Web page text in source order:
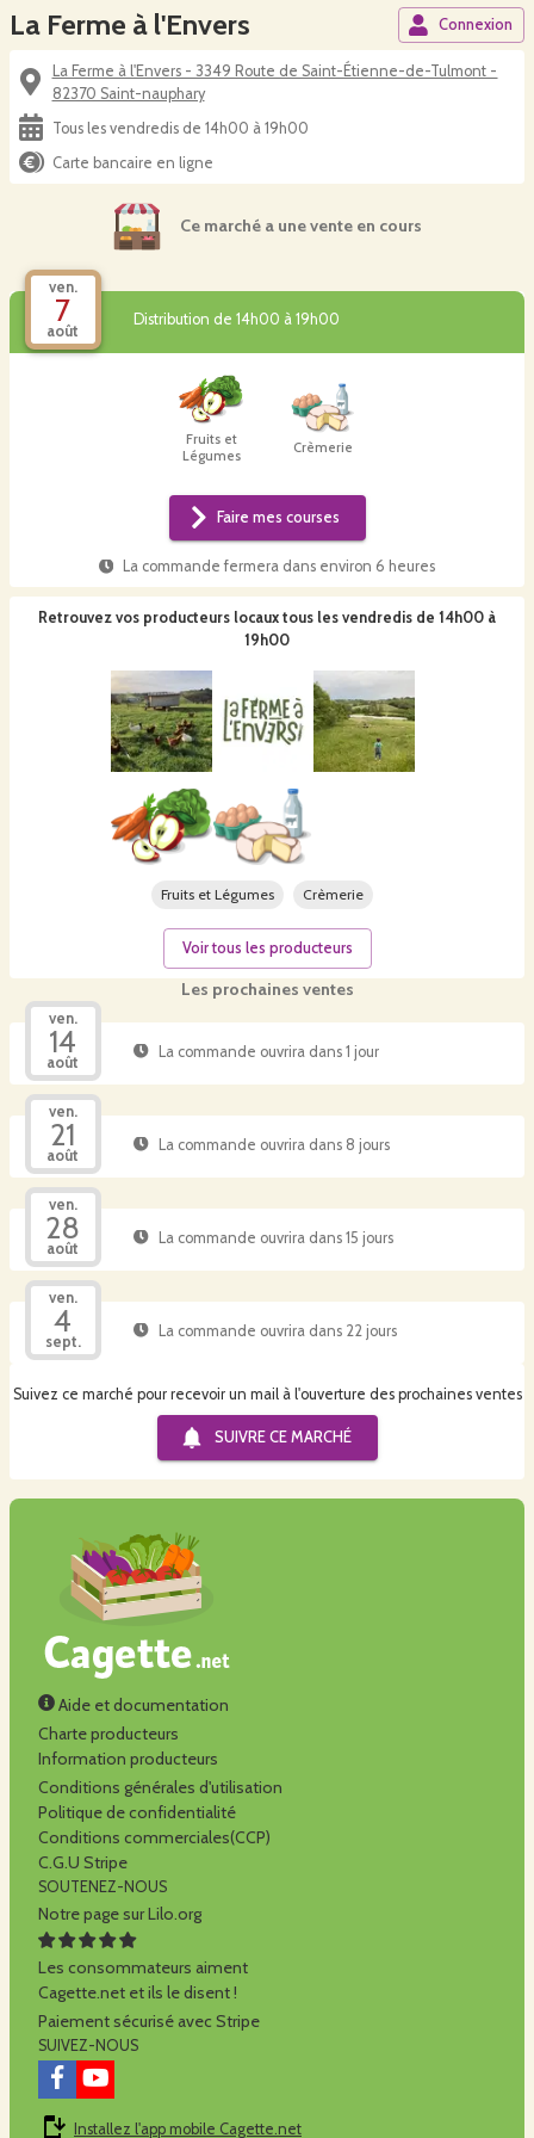
La Ferme à l'Envers Connexion
La Ferme à l'Envers - 3349 Route de Saint-Étienne-de-Tulmont -
82370 Saint-nauphary
Tous les vendredis de 14h00 à 19h00
Carte bancaire en ligne
Ce marché a une vente en cours
ven.
7
août
Distribution de 14h00 à 19h00
Fruits et
Légumes
Crèmerie
Faire mes courses
La commande fermera dans environ 6 heures
Les prochaines ventes
ven.
14
août
La commande ouvrira dans 1 jour
ven.
21
août
La commande ouvrira dans 8 jours
ven.
28
août
La commande ouvrira dans 15 jours
ven.
4
sept.
La commande ouvrira dans 22 jours
Suivez ce marché pour recevoir un mail à l'ouverture des prochaines ventes
SUIVRE CE MARCHÉ
Retrouvez vos producteurs locaux tous les vendredis de 14h00 à
19h00
Fruits et Légumes Crèmerie
Voir tous les producteurs
Aide et documentation
Charte producteurs
Information producteurs
Conditions générales d'utilisation
Politique de confidentialité
Conditions commerciales(CCP)
C.G.U Stripe
SOUTENEZ-NOUS
Notre page sur Lilo.org
Les consommateurs aiment
Cagette.net et ils le disent !
Paiement sécurisé avec Stripe
SUIVEZ-NOUS
Installez l'app mobile Cagette.net